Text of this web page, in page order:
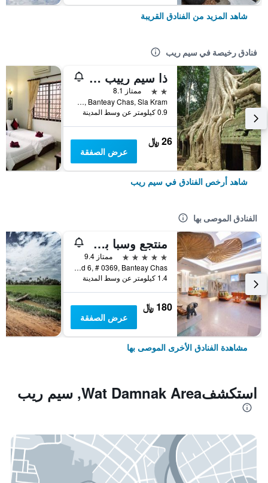
شاهد المزيد من الفنادق القريبة
فنادق رخيصة في سيم ريب
ذا سيم رييب تشيلد باكباكرز
2 نجمتين
ممتاز 8.1
Wat Bo Rd, Banteay Chas, Sla Kram, سيم ريب, كمبوديا
0.9 كيلومتر عن وسط المدينة
26 ﷼
عرض الصفقة
شاهد أرخص الفنادق في سيم ريب
الفنادق الموصى بها
منتجع وسبا بوراي أنغكور
5 نجوم
ممتاز 9.4
National Road 6, # 0369, Banteay Chas, سيم ريب, كمبوديا
1.4 كيلومتر عن وسط المدينة
180 ﷼
عرض الصفقة
مشاهدة الفنادق الأخرى الموصى بها
استكشفWat Damnak Area, سيم ريب